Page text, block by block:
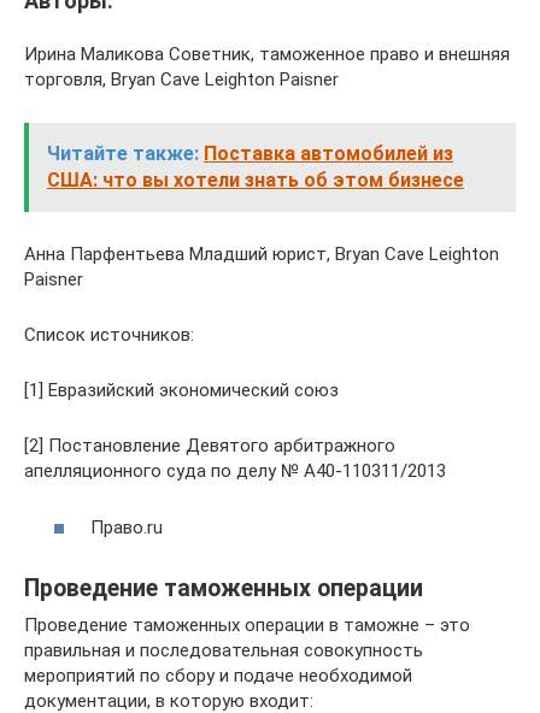
Ирина Маликова Cоветник, таможенное право и внешняя
торговля, Bryan Cave Leighton Paisner
Читайте также: Поставка автомобилей из
США: что вы хотели знать об этом бизнесе
Анна Парфентьева Младший юрист, Bryan Cave Leighton
Paisner
Список источников:
[1] Евразийский экономический союз
[2] Постановление Девятого арбитражного
апелляционного суда по делу № А40-110311/2013
Право.ru
Проведение таможенных операции
Проведение таможенных операции в таможне – это
правильная и последовательная совокупность
мероприятий по сбору и подаче необходимой
документации, в которую входит: